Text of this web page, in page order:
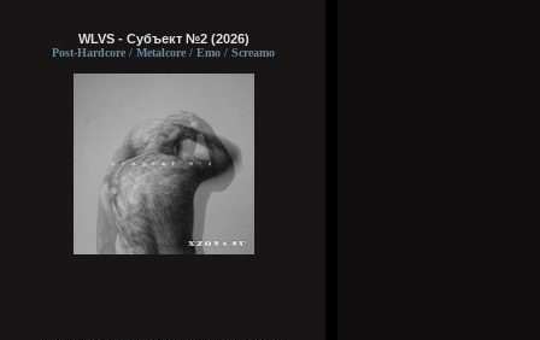
WLVS - Субъект №2 (2026)
Post-Hardcore / Metalcore / Emo / Screamo